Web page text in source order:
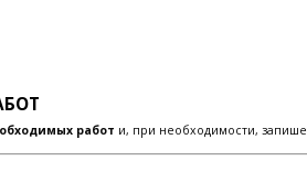
работ и, при необходимости,